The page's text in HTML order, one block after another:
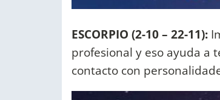
ESCORPIO (2-10 – 22-11):
profesional y eso ayuda a
contacto con